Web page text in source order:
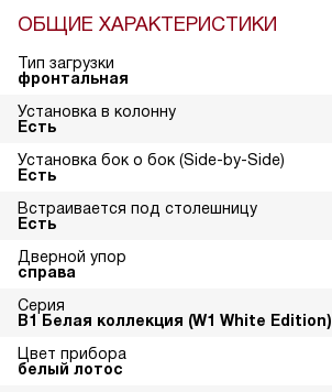
ОБЩИЕ ХАРАКТЕРИСТИКИ
Тип загрузки
фронтальная
Установка в колонну
Есть
Установка бок о бок (Side-by-Side)
Есть
Встраивается под столешницу
Есть
Дверной упор
справа
Серия
В1 Белая коллекция (W1 White Edition)
Цвет прибора
белый лотос